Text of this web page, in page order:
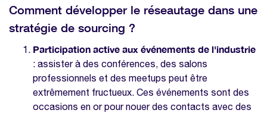
Comment développer le réseautage dans une
stratégie de sourcing ?
Participation active aux événements de l'industrie
: assister à des conférences, des salons
professionnels et des meetups peut être
extrêmement fructueux. Ces événements sont des
occasions en or pour nouer des contacts avec des